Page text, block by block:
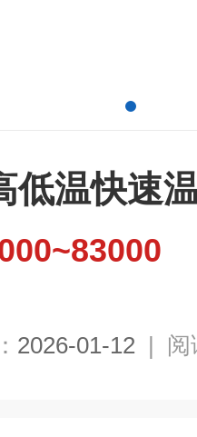
低温快速
2026-01-12 | 阅